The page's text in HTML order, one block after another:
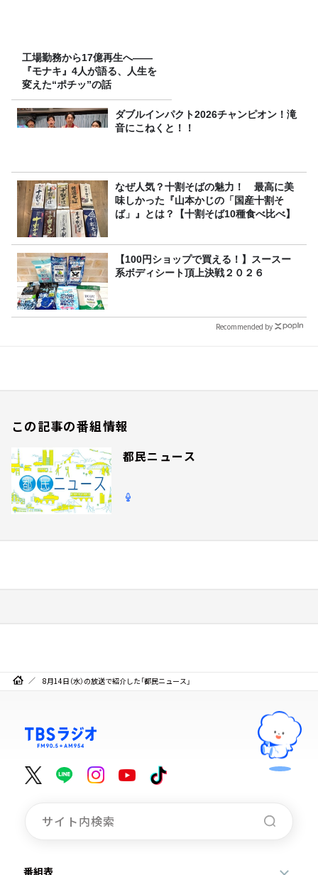
工場勤務から17億再生へ——
『モナキ』4人が語る、人生を
変えた“ポチッ”の話
ダブルインパクト2026チャンピオン！滝
音にこねくと！！
なぜ人気？十割そばの魅力！ 最高に美
味しかった『山本かじの「国産十割そ
ば」』とは？【十割そば10種食べ比べ】
【100円ショップで買える！】スースー
系ボディシート頂上決戦２０２６
Recommended by
この記事の番組情報
都民ニュース
8月14日（水）の放送で紹介した「都民ニュース」
番組表